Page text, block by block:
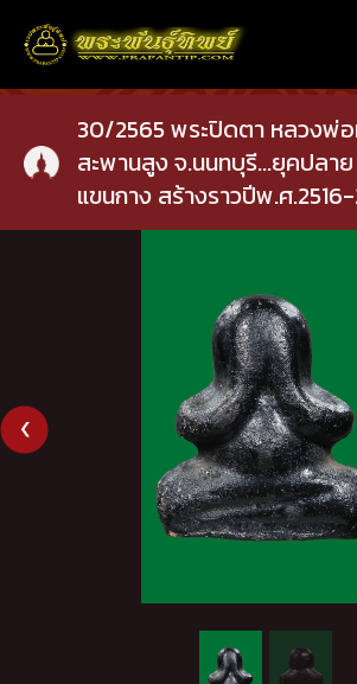
30/2565 พระปิดตา หลวงพ่
สะพานสูง จ.นนทบุรี...ยุคปล
แขนกาง สร้างราวปีพ.ศ